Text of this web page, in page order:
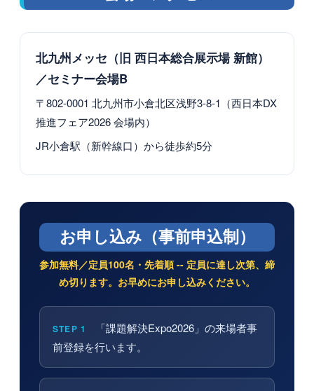
北九州メッセ（旧 西日本総合展示場 新館）
／セミナー会場B
〒802-0001 北九州市小倉北区浅野3-8-1（西日本DX
推進フェア2026 会場内）
JR小倉駅（新幹線口）から徒歩約5分
お申し込み（事前申込制）
参加無料／定員100名・先着順 -- 定員に達し次第、締
め切ります。お早めにお申し込みください。
STEP 1
「課題解決Expo2026」の来場者事
前登録を行います。